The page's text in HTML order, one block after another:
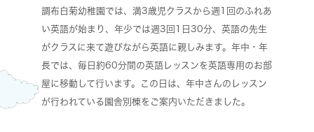
調布白菊幼稚園では、満3歳児クラスから週1回のふれあ
い英語が始まり、年少では週3回1日30分、英語の先生
がクラスに来て遊びながら英語に親しみます。年中・年
長では、毎日約60分間の英語レッスンを英語専用のお部
屋に移動して行います。この日は、年中さんのレッスン
が行われている園舎別棟をご案内いただきました。